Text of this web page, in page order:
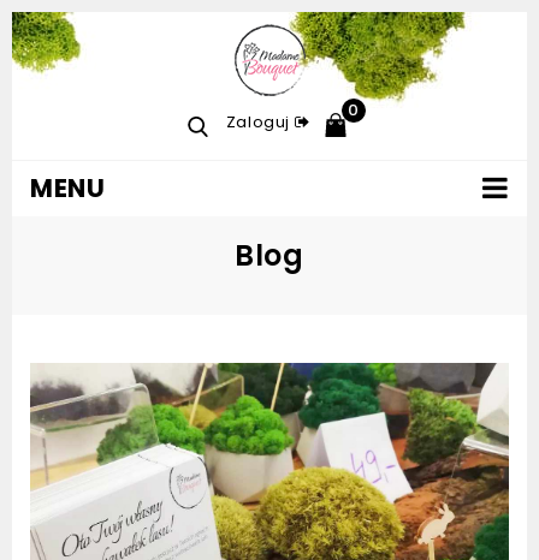
Zaloguj
0
MENU
Blog